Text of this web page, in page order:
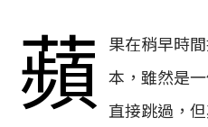
蘋
果在稍早時
本，雖然是
直接跳過，